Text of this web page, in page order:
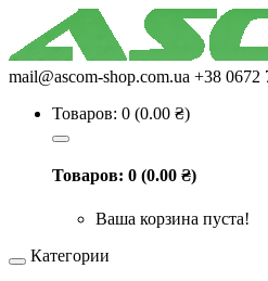
mail@ascom-shop.com.ua +38 0672
Товаров: 0 (0.00 ₴)
Товаров: 0 (0.00 ₴)
Ваша корзина пуста!
Категории